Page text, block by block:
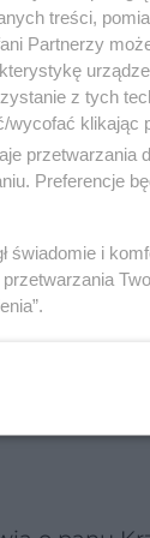
pan
że się
się
ci na
mam
treści,
Partnerzy
z tych
przetwarzania
Preferencje
świadomie i